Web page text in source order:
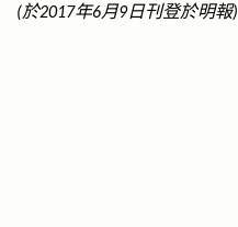
(於2017年6月9日刊登於明報)